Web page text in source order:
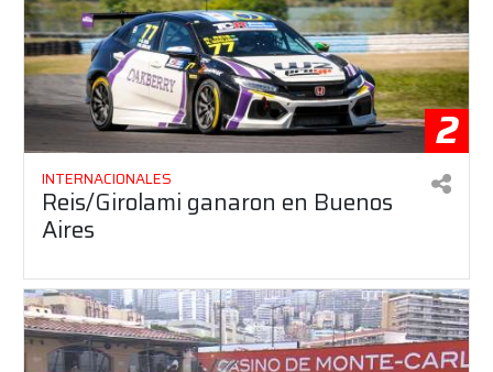
2
INTERNACIONALES
Reis/Girolami ganaron en Buenos
Aires